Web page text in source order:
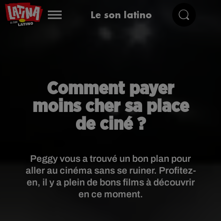
Le son latino
Comment payer
moins cher sa place
de ciné ?
Peggy vous a trouvé un bon plan pour
aller au cinéma sans se ruiner. Profitez-
en, il y a plein de bons films à découvrir
en ce moment.